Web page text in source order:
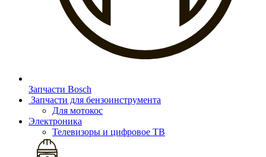
Запчасти Bosch
Запчасти для бензоинструмента
Для мотокос
Электроника
Телевизоры и цифровое ТВ